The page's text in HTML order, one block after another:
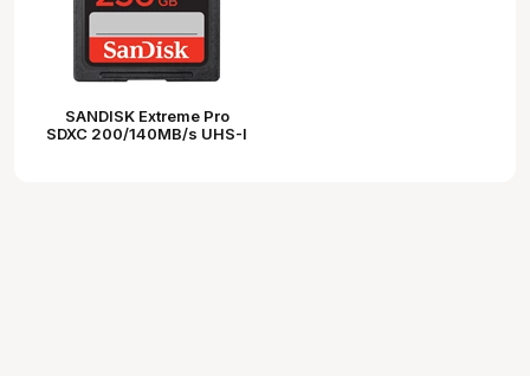
SANDISK Extreme Pro
SDXC 200/140MB/s UHS-I